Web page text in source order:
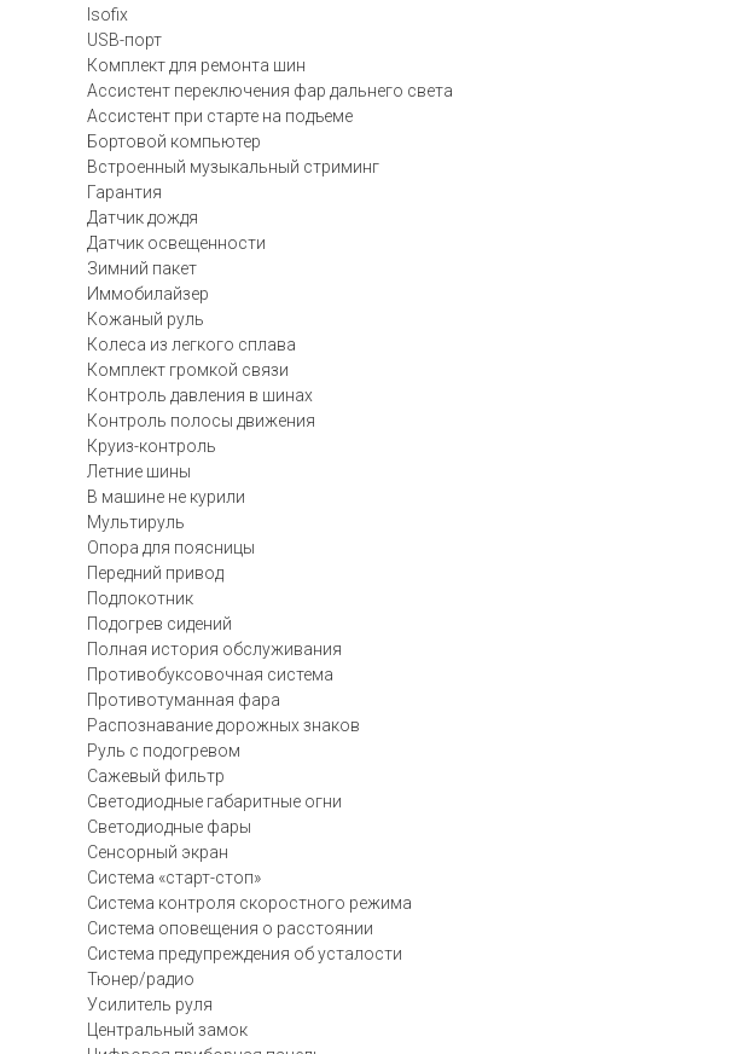
Isofix
USB-порт
Комплект для ремонта шин
Ассистент переключения фар дальнего света
Ассистент при старте на подъеме
Бортовой компьютер
Встроенный музыкальный стриминг
Гарантия
Датчик дождя
Датчик освещенности
Зимний пакет
Иммобилайзер
Кожаный руль
Колеса из легкого сплава
Комплект громкой связи
Контроль давления в шинах
Контроль полосы движения
Круиз-контроль
Летние шины
В машине не курили
Мультируль
Опора для поясницы
Передний привод
Подлокотник
Подогрев сидений
Полная история обслуживания
Противобуксовочная система
Противотуманная фара
Распознавание дорожных знаков
Руль с подогревом
Сажевый фильтр
Светодиодные габаритные огни
Светодиодные фары
Сенсорный экран
Система «старт-стоп»
Система контроля скоростного режима
Система оповещения о расстоянии
Система предупреждения об усталости
Тюнер/радио
Усилитель руля
Центральный замок